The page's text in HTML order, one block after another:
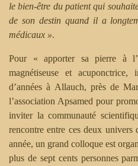
le bien-être du patient qui
de son destin quand il a
médicaux ».
Pour « apporter sa pierre à
magnétiseuse et acuponctrice,
d’années à Allauch, près de
l’association Apsamed pour
inviter la communauté
rencontre entre ces deux univers
année, un grand colloque est
plus de sept cents personnes